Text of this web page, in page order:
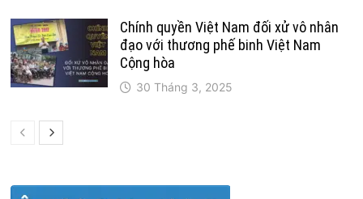
Chính quyền Việt Nam đối xử vô nhân
đạo với thương phế binh Việt Nam
Cộng hòa
30 Tháng 3, 2025